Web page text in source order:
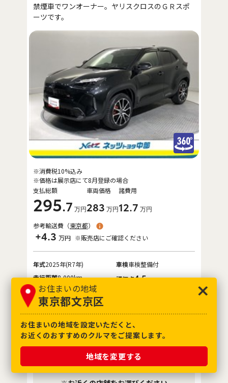
お住まいの地域
東京都文京区
お住まいの地域を設定いただくと、
お近くのおすすめのクルマをご提案します。
地域を変更する
禁煙車でワンオーナー。ヤリスクロスのＧＲスポ
ーツです。
支払総額
295.7 万円
車両価格
283 万円
諸費用
12.7 万円
※消費税10%込み
※価格は展示店にて8月登録の場合
参考輸送費（東京都）
+4.3 万円 ※販売店にご確認ください
年式2025年(R7年) 車検車検整備付
走行距離8,000km 評価点4.5
保証ロングラン保証付
整備 定期点検整備付
お取り寄せ車両
各種お問合せ